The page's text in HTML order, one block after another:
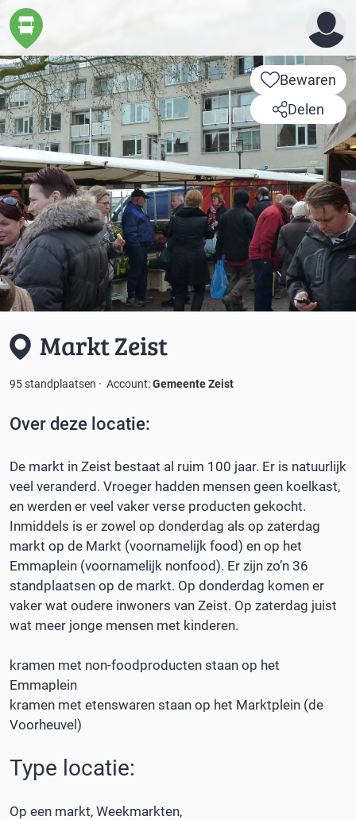
Bewaren
Delen
Markt Zeist
95 standplaatsen · Account:Gemeente Zeist
Over deze locatie:
De markt in Zeist bestaat al ruim 100 jaar. Er is natuurlijk
veel veranderd. Vroeger hadden mensen geen koelkast,
en werden er veel vaker verse producten gekocht.
Inmiddels is er zowel op donderdag als op zaterdag
markt op de Markt (voornamelijk food) en op het
Emmaplein (voornamelijk nonfood). Er zijn zo’n 36
standplaatsen op de markt. Op donderdag komen er
vaker wat oudere inwoners van Zeist. Op zaterdag juist
wat meer jonge mensen met kinderen.
kramen met non-foodproducten staan op het
Emmaplein
kramen met etenswaren staan op het Marktplein (de
Voorheuvel)
Type locatie:
Op een markt Weekmarkten